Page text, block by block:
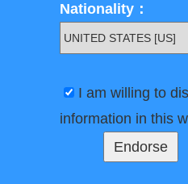
Nationality：
I am willing to
information in this